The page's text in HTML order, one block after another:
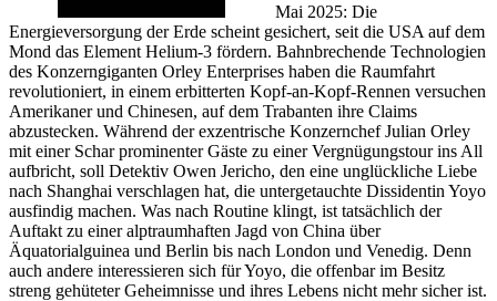
Mai 2025: Die
Energieversorgung der Erde scheint gesichert, seit die USA auf dem
Mond das Element Helium-3 fördern. Bahnbrechende Technologien
des Konzerngiganten Orley Enterprises haben die Raumfahrt
revolutioniert, in einem erbitterten Kopf-an-Kopf-Rennen versuchen
Amerikaner und Chinesen, auf dem Trabanten ihre Claims
abzustecken. Während der exzentrische Konzernchef Julian Orley
mit einer Schar prominenter Gäste zu einer Vergnügungstour ins All
aufbricht, soll Detektiv Owen Jericho, den eine unglückliche Liebe
nach Shanghai verschlagen hat, die untergetauchte Dissidentin Yoyo
ausfindig machen. Was nach Routine klingt, ist tatsächlich der
Auftakt zu einer alptraumhaften Jagd von China über
Äquatorialguinea und Berlin bis nach London und Venedig. Denn
auch andere interessieren sich für Yoyo, die offenbar im Besitz
streng gehüteter Geheimnisse und ihres Lebens nicht mehr sicher ist.